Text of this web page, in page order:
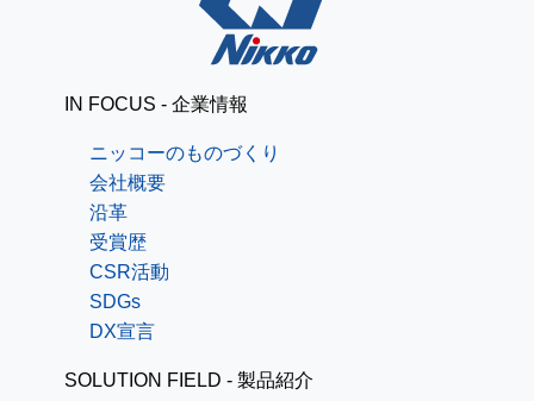
IN FOCUS - 企業情報
ニッコーのものづくり
会社概要
沿革
受賞歴
CSR活動
SDGs
DX宣言
SOLUTION FIELD - 製品紹介